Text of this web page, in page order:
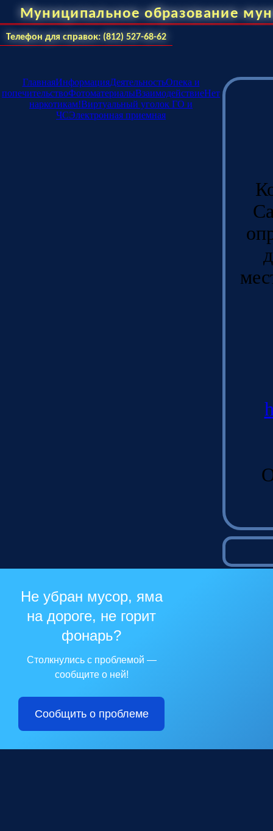
Муниципальное образование
Телефон для справок: (812) 527-68-62
ГлавнаяИнформацияДеятельностьОпека и
попечительствоФотоматериалыВзаимодействиеНет
наркотикам!Виртуальный уголок ГО и
ЧСЭлектронная приемная
Не убран мусор, яма
на дороге, не горит
фонарь?
Столкнулись с проблемой —
сообщите о ней!
Сообщить о проблеме